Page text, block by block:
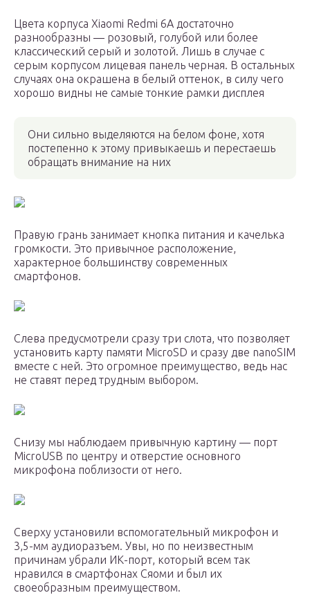
Цвета корпуса Xiaomi Redmi 6A достаточно
разнообразны — розовый, голубой или более
классический серый и золотой. Лишь в случае с
серым корпусом лицевая панель черная. В остальных
случаях она окрашена в белый оттенок, в силу чего
хорошо видны не самые тонкие рамки дисплея
Они сильно выделяются на белом фоне, хотя
постепенно к этому привыкаешь и перестаешь
обращать внимание на них
Правую грань занимает кнопка питания и качелька
громкости. Это привычное расположение,
характерное большинству современных
смартфонов.
Слева предусмотрели сразу три слота, что позволяет
установить карту памяти MicroSD и сразу две nanoSIM
вместе с ней. Это огромное преимущество, ведь нас
не ставят перед трудным выбором.
Снизу мы наблюдаем привычную картину — порт
MicroUSB по центру и отверстие основного
микрофона поблизости от него.
Сверху установили вспомогательный микрофон и
3,5-мм аудиоразъем. Увы, но по неизвестным
причинам убрали ИК-порт, который всем так
нравился в смартфонах Сяоми и был их
своеобразным преимуществом.